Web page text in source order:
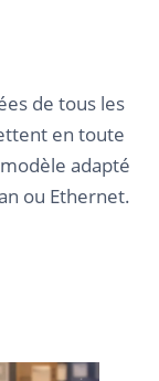
de tous les
en toute
adapté
ou Ethernet.